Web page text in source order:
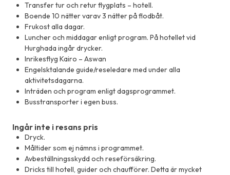
Transfer tur och retur flygplats – hotell.
Boende 10 nätter varav 3 nätter på flodbåt.
Frukost alla dagar.
Luncher och middagar enligt program. På hotellet vid
Hurghada ingår drycker.
Inrikesflyg Kairo – Aswan
Engelsktalande guide/reseledare med under alla
aktivitetsdagarna.
Inträden och program enligt dagsprogrammet.
Busstransporter i egen buss.
Ingår inte i resans pris
Dryck.
Måltider som ej nämns i programmet.
Avbeställningsskydd och reseförsäkring.
Dricks till hotell, guider och chaufförer. Detta är mycket